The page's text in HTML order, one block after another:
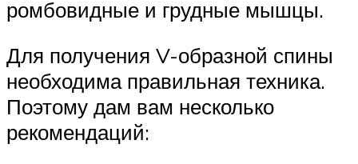
ромбовидные и грудные мышцы.
Для получения V-образной спины
необходима правильная техника.
Поэтому дам вам несколько
рекомендаций: